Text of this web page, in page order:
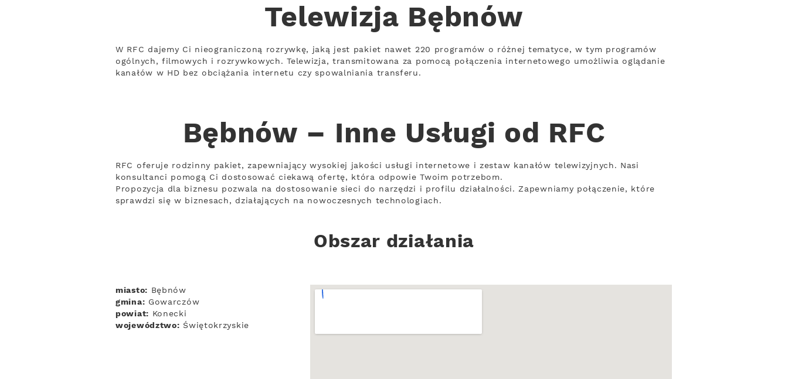
Telewizja Bębnów
W RFC dajemy Ci nieograniczoną rozrywkę, jaką jest pakiet nawet 220 programów o różnej tematyce, w tym programów
ogólnych, filmowych i rozrywkowych. Telewizja, transmitowana za pomocą połączenia internetowego umożliwia oglądanie
kanałów w HD bez obciążania internetu czy spowalniania transferu.
Bębnów – Inne Usługi od RFC
RFC oferuje rodzinny pakiet, zapewniający wysokiej jakości usługi internetowe i zestaw kanałów telewizyjnych. Nasi
konsultanci pomogą Ci dostosować ciekawą ofertę, która odpowie Twoim potrzebom.
Propozycja dla biznesu pozwala na dostosowanie sieci do narzędzi i profilu działalności. Zapewniamy połączenie, które
sprawdzi się w biznesach, działających na nowoczesnych technologiach.
Obszar działania
miasto: Bębnów
gmina: Gowarczów
powiat: Konecki
województwo: Świętokrzyskie